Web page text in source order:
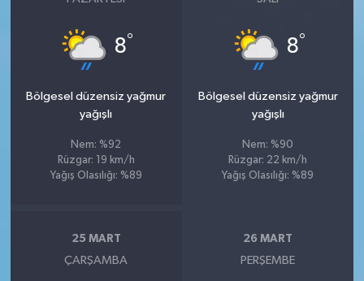
8°
Bölgesel düzensiz yağmur
yağışlı
Nem: %92
Rüzgar: 19 km/h
Yağış Olasılığı: %89
8°
Bölgesel düzensiz yağmur
yağışlı
Nem: %90
Rüzgar: 22 km/h
Yağış Olasılığı: %89
25 MART
ÇARŞAMBA
26 MART
PERŞEMBE